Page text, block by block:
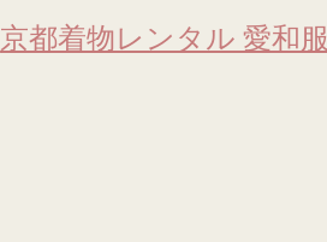
京都着物レンタル 愛和服